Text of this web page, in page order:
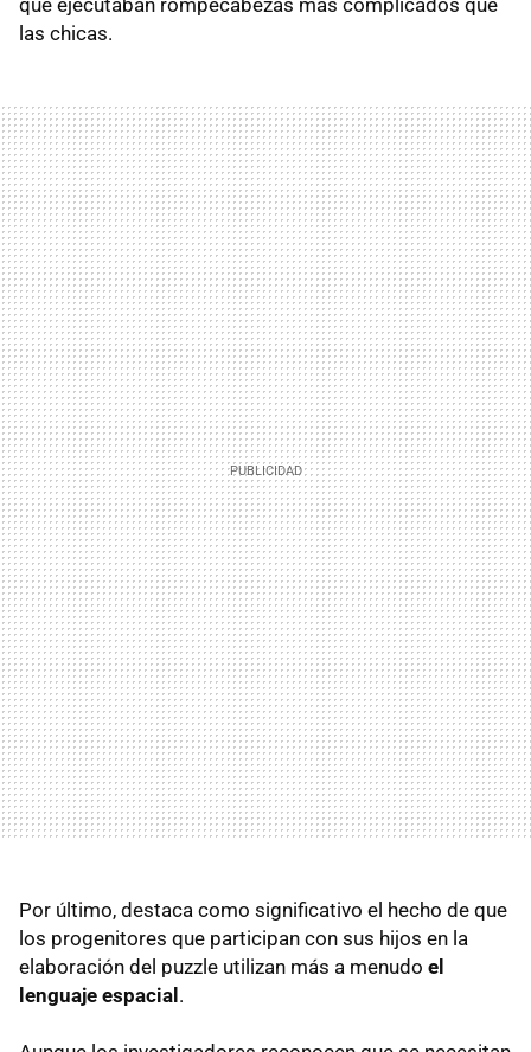
las chicas.
Por último, destaca como significativo el hecho de que
los progenitores que participan con sus hijos en la
elaboración del puzzle utilizan más a menudo el
lenguaje espacial.